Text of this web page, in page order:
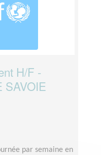
H/F -
SAVOIE
par semaine en